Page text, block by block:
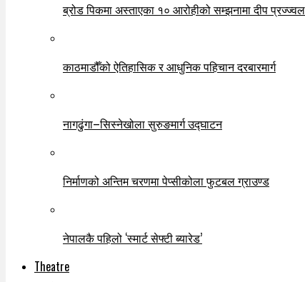
ब्रोड पिकमा अस्ताएका १० आरोहीको सम्झनामा दीप
काठमाडौँको ऐतिहासिक र आधुनिक पहिचान दरबारमार्ग
नागढुंगा–सिस्नेखोला सुरुङमार्ग उद्घाटन
निर्माणको अन्तिम चरणमा पेप्सीकोला फुटबल ग्राउण्ड
नेपालकै पहिलो ‘स्मार्ट सेफ्टी ब्यारेड’
Theatre